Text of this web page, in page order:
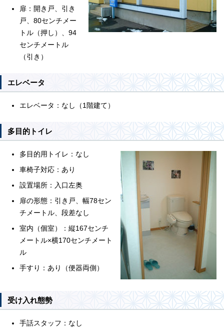
扉：開き戸、引き
戸、80センチメー
トル（押し）、94
センチメートル
（引き）
エレベータ
エレベータ：なし（1階建て）
多目的トイレ
多目的用トイレ：なし
車椅子対応：あり
設置場所：入口左奥
扉の形態：引き戸、幅78セン
チメートル、段差なし
室内（個室）：縦167センチ
メートル×横170センチメート
ル
手すり：あり（便器両側）
受け入れ態勢
手話スタッフ：なし